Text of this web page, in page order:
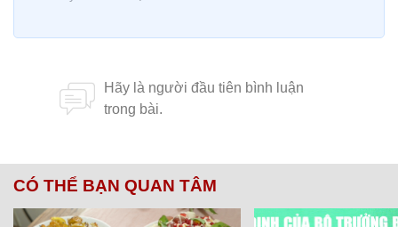
CÓ THỂ BẠN QUAN TÂM